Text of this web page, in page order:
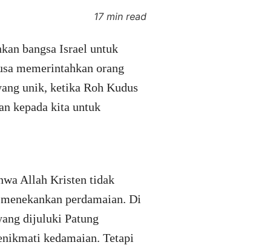
17 min read
bangsa Israel untuk
memerintahkan orang
unik, ketika Roh Kudus
kepada kita untuk
Allah Kristen tidak
perdamaian. Di
dijuluki Patung
kedamaian. Tetapi